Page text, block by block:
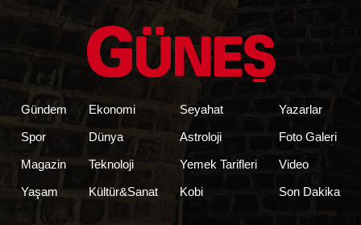
Gündem
Spor
Magazin
Yaşam
Ekonomi
Dünya
Teknoloji
Kültür&Sanat
Seyahat
Astroloji
Yemek Tarifleri
Kobi
Yazarlar
Foto Galeri
Video
Son Dakika